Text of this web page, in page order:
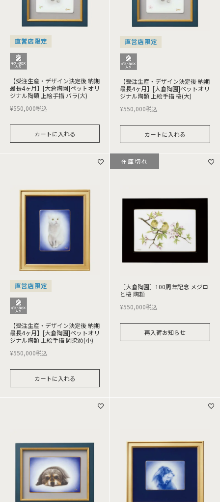
直営店限定
【受注生産・デザイン決定後 納期
最長4ヶ月】[大倉陶園]ペットオリ
ジナル陶額 上絵手描 バラ(大)
¥550,000税込
カートに入れる
直営店限定
【受注生産・デザイン決定後 納期
最長4ヶ月】[大倉陶園]ペットオリ
ジナル陶額 上絵手描 桜(大)
¥550,000税込
カートに入れる
直営店限定
【受注生産・デザイン決定後 納期
最長4ヶ月】[大倉陶園]ペットオリ
ジナル陶額 上絵手描 岡染め(小)
¥550,000税込
カートに入れる
［大倉陶園］100周年記念 メジロ
と桜 陶額
¥550,000税込
再入荷お知らせ
在庫切れ